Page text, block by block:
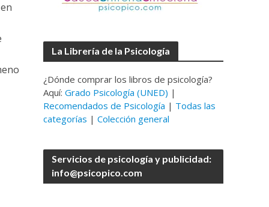
La Librería de la Psicología
¿Dónde comprar los libros de psicología?
Aquí:Grado Psicología (UNED) |
Recomendados de Psicología | Todas las
categorías |Colección general
Servicios de psicología y publicidad:
info@psicopico.com